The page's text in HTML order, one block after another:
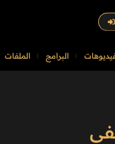
البرامج الملفات